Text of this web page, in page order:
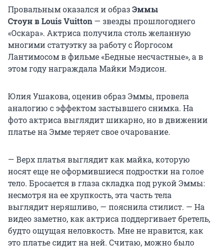
Провальным оказался и образЭммы
Стоунв Louis Vuitton — звезды прошлогоднего
«Оскара». Актриса получила столь желанную
многими статуэтку за работу с Йоргосом
Лантимосом в фильме «Бедные несчастные», а в
этом году награждала Майки Мэдисон.
Юлия Ушакова, оценив образ Эммы, провела
аналогию с эффектом застывшего снимка. На
фото актриса выглядит шикарно, но в движении
платье на Эмме теряет свое очарование.
— Верх платья выглядит как майка, которую
носят еще не оформившиеся подростки на голое
тело. Бросается в глаза складка под рукой Эммы:
несмотря на ее хрупкость, эта часть тела
выглядит неряшливо, — пояснила стилист. — На
видео заметно, как актриса поддергивает бретель,
будто ощущая неловкость. Мне не нравится, как
это платье сидит на ней. Считаю, можно было